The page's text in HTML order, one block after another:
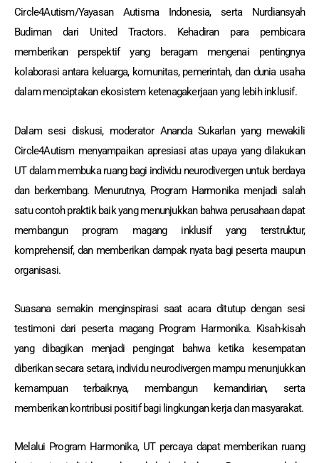
Circle4Autism/Yayasan Autisma Indonesia, serta Nurdiansyah
Budiman dari United Tractors. Kehadiran para pembicara
memberikan perspektif yang beragam mengenai pentingnya
kolaborasi antara keluarga, komunitas, pemerintah, dan dunia usaha
dalam menciptakan ekosistem ketenagakerjaan yang lebih inklusif.
Dalam sesi diskusi, moderator Ananda Sukarlan yang mewakili
Circle4Autism menyampaikan apresiasi atas upaya yang dilakukan
UT dalam membuka ruang bagi individu neurodivergen untuk berdaya
dan berkembang. Menurutnya, Program Harmonika menjadi salah
satu contoh praktik baik yang menunjukkan bahwa perusahaan dapat
membangun program magang inklusif yang terstruktur,
komprehensif, dan memberikan dampak nyata bagi peserta maupun
organisasi.
Suasana semakin menginspirasi saat acara ditutup dengan sesi
testimoni dari peserta magang Program Harmonika. Kisah-kisah
yang dibagikan menjadi pengingat bahwa ketika kesempatan
diberikan secara setara, individu neurodivergen mampu menunjukkan
kemampuan terbaiknya, membangun kemandirian, serta
memberikan kontribusi positif bagi lingkungan kerja dan masyarakat.
Melalui Program Harmonika, UT percaya dapat memberikan ruang